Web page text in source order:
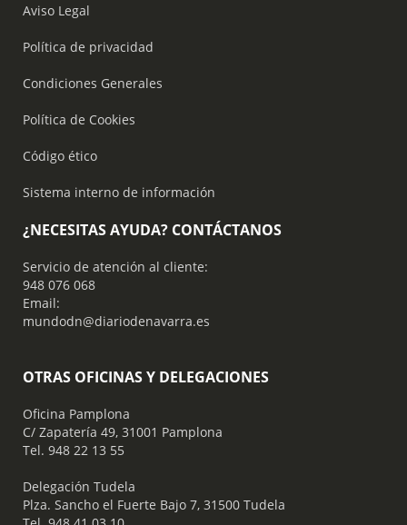
Aviso Legal
Política de privacidad
Condiciones Generales
Política de Cookies
Código ético
Sistema interno de información
¿NECESITAS AYUDA? CONTÁCTANOS
Servicio de atención al cliente:
948 076 068
Email:
mundodn@diariodenavarra.es
OTRAS OFICINAS Y DELEGACIONES
Oficina Pamplona
C/ Zapatería 49, 31001 Pamplona
Tel. 948 22 13 55
​ Delegación Tudela
Plza. Sancho el Fuerte Bajo 7, 31500 Tudela